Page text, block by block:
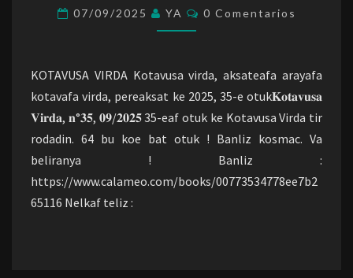
35-
E
07/09/2025 YA Comentarios
0 Comentarios
KOTAVUSA VIRDA Kotavusa virda, aksateafa arayafa
kotavafa virda, pereaksat ke 2025, 35-e otuk𝐊𝐨𝐭𝐚𝐯𝐮𝐬𝐚
𝐕𝐢𝐫𝐝𝐚, 𝐧°𝟑𝟓, 𝟎𝟗/𝟐𝟎𝟐𝟓 35-eaf otuk ke Kotavusa Virda tir
rodadin. 64 bu koe bat otuk ! Banliz kosmac. Va
beliranya ! Banliz :
https://www.calameo.com/books/00773534778ee7b2
65116 Nelkaf teliz :